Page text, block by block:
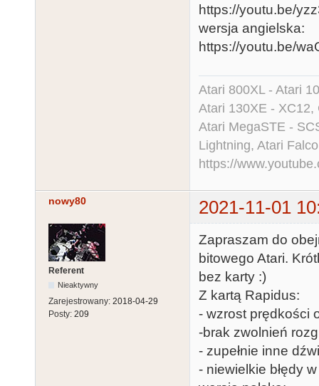
https://youtu.be/
wersja angielska:
https://youtu.be/
Atari 800XL - Atari
Atari 130XE - XC12,
Atari MegaSTE -
Lightning, Atari
https://
nowy80 2021-11-01
Referent
Nieaktywny
Zarejestrowany: 2018-04-29
Posty: 209
Zapraszam do
bitowego Atari.
bez karty :)
Z kartą Rapidus:
- wzrost prędkości
-brak zwolnień
- zupełnie inne
- niewielkie błędy